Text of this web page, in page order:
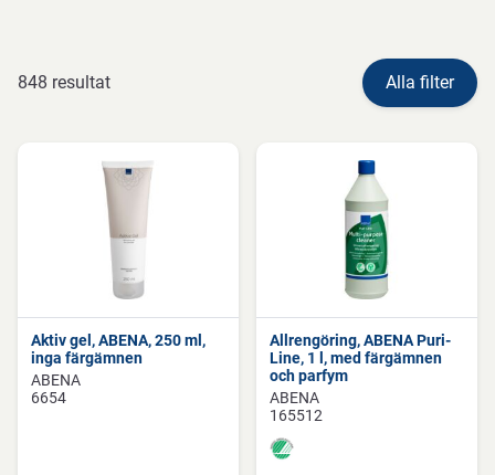
848 resultat Alla filter
Aktiv gel, ABENA, 250 ml,
inga färgämnen
ABENA
6654
Allrengöring, ABENA Puri-
Line, 1 l, med färgämnen
och parfym
ABENA
165512